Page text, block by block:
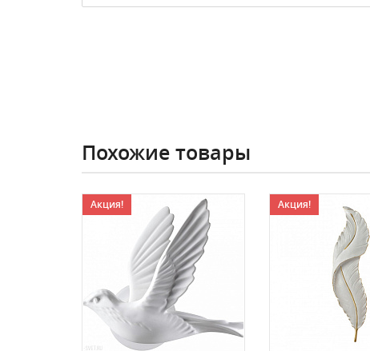
Похожие товары
Акция! Акция!